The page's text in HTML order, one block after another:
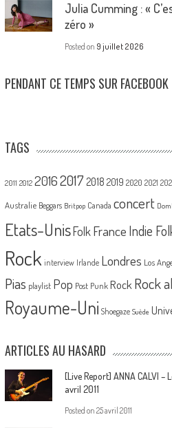
Julia Cumming : «
zéro »
Posted on 9 juillet 2026
PENDANT CE TEMPS SUR FACEBOOK
TAGS
2011 2012 20162017 2018 2019 2020 2021
Australie Beggars Britpop Canada concert
Etats-UnisFolk France Indie
Rock interview Irlande Londres Los
Pias playlist Pop Post Punk Rock Rock
Royaume-Uni Shoegaze Suède
ARTICLES AU HASARD
[Live Report] ANNA CALVI –
avril 2011
Posted on 25 avril 2011